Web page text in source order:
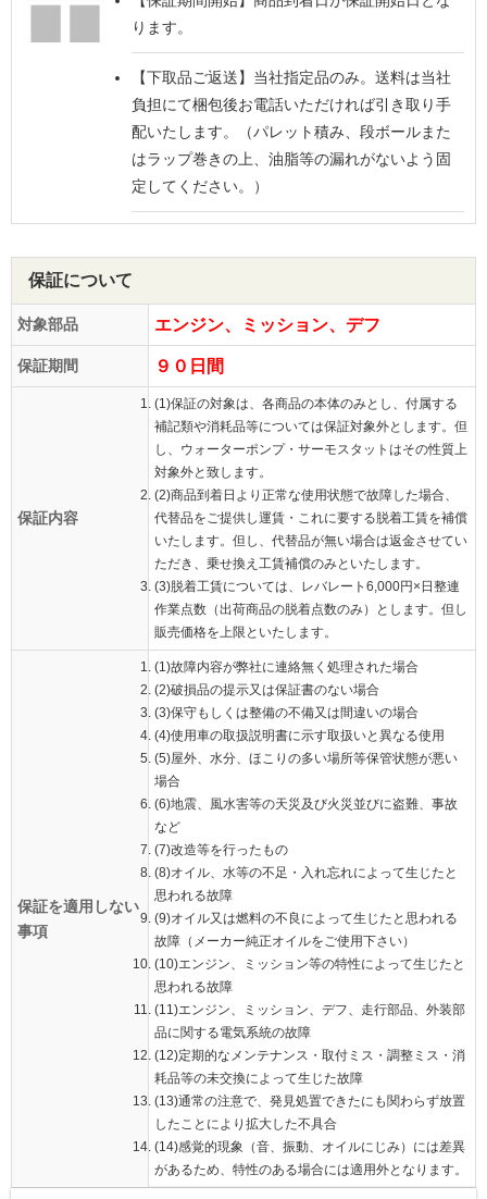
ります。
【下取品ご返送】 当社指定品のみ。送料は当社
負担にて梱包後お電話いただければ引き取り手
配いたします。（パレット積み、段ボールまた
はラップ巻きの上、油脂等の漏れがないよう固
定してください。）
保証について
対象部品 エンジン、ミッション、デフ
保証期間 ９０日間
保証内容
(1)保証の対象は、各商品の本体のみとし、付属する
補記類や消耗品等については保証対象外とします。但
し、ウォーターポンプ・サーモスタットはその性質上
対象外と致します。
(2)商品到着日より正常な使用状態で故障した場合、
代替品をご提供し運賃・これに要する脱着工賃を補償
いたします。但し、代替品が無い場合は返金させてい
ただき、乗せ換え工賃補償のみといたします。
(3)脱着工賃については、レバレート6,000円×日整連
作業点数（出荷商品の脱着点数のみ）とします。但し
販売価格を上限といたします。
保証を適用しない
事項
(1)故障内容が弊社に連絡無く処理された場合
(2)破損品の提示又は保証書のない場合
(3)保守もしくは整備の不備又は間違いの場合
(4)使用車の取扱説明書に示す取扱いと異なる使用
(5)屋外、水分、ほこりの多い場所等保管状態が悪い
場合
(6)地震、風水害等の天災及び火災並びに盗難、事故
など
(7)改造等を行ったもの
(8)オイル、水等の不足・入れ忘れによって生じたと
思われる故障
(9)オイル又は燃料の不良によって生じたと思われる
故障（メーカー純正オイルをご使用下さい）
(10)エンジン、ミッション等の特性によって生じたと
思われる故障
(11)エンジン、ミッション、デフ、走行部品、外装部
品に関する電気系統の故障
(12)定期的なメンテナンス・取付ミス・調整ミス・消
耗品等の未交換によって生じた故障
(13)通常の注意で、発見処置できたにも関わらず放置
したことにより拡大した不具合
(14)感覚的現象（音、振動、オイルにじみ）には差異
があるため、特性のある場合には適用外となります。